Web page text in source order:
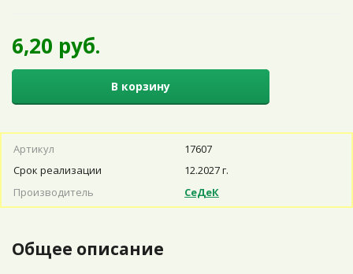
6,20 руб.
В корзину
Артикул
17607
Срок реализации
12.2027 г.
Производитель
СеДеК
Общее описание